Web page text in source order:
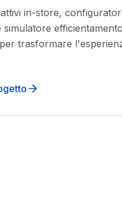
in-store,
simulatore efficientamento
trasformare